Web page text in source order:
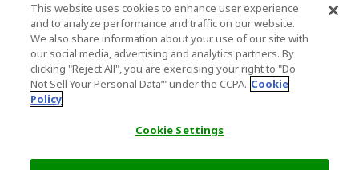
This website uses cookies to enhance user experience
and to analyze performance and traffic on our website.
We also share information about your use of our site with
our social media, advertising and analytics partners. By
clicking "Reject All", you are exercising your right to "Do
Not Sell Your Personal Data’" under the CCPA. Cookie
Policy
Cookie Settings